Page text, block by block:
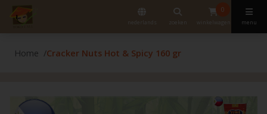
nederlands zoeken
0
winkelwagen menu
Home Cracker Nuts Hot & Spicy 160 gr